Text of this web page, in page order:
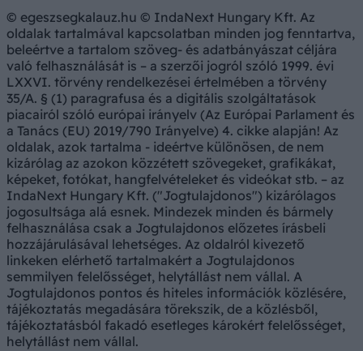
© egeszsegkalauz.hu © IndaNext Hungary Kft. Az
oldalak tartalmával kapcsolatban minden jog fenntartva,
beleértve a tartalom szöveg- és adatbányászat céljára
való felhasználását is – a szerzői jogról szóló 1999. évi
LXXVI. törvény rendelkezései értelmében a törvény
35/A. § (1) paragrafusa és a digitális szolgáltatások
piacairól szóló európai irányelv (Az Európai Parlament és
a Tanács (EU) 2019/790 Irányelve) 4. cikke alapján! Az
oldalak, azok tartalma - ideértve különösen, de nem
kizárólag az azokon közzétett szövegeket, grafikákat,
képeket, fotókat, hangfelvételeket és videókat stb. – az
IndaNext Hungary Kft. ("Jogtulajdonos") kizárólagos
jogosultsága alá esnek. Mindezek minden és bármely
felhasználása csak a Jogtulajdonos előzetes írásbeli
hozzájárulásával lehetséges. Az oldalról kivezető
linkeken elérhető tartalmakért a Jogtulajdonos
semmilyen felelősséget, helytállást nem vállal. A
Jogtulajdonos pontos és hiteles információk közlésére,
tájékoztatás megadására törekszik, de a közlésből,
tájékoztatásból fakadó esetleges károkért felelősséget,
helytállást nem vállal.